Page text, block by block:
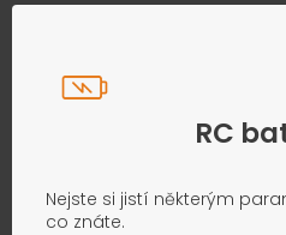
RC
Nejste si jistí některým
co znáte.